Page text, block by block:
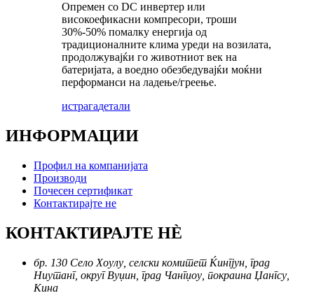
Опремен со DC инвертер или
високоефикасни компресори, троши
30%-50% помалку енергија од
традиционалните клима уреди на возилата,
продолжувајќи го животниот век на
батеријата, а воедно обезбедувајќи моќни
перформанси на ладење/греење.
истрагадетали
ИНФОРМАЦИИ
Профил на компанијата
Производи
Почесен сертификат
Контактирајте не
КОНТАКТИРАЈТЕ НÈ
бр. 130 Село Хоулу, селски комитет Ќингјун, град
Ниутанг, округ Вуџин, град Чангџоу, покраина Џангсу,
Кина